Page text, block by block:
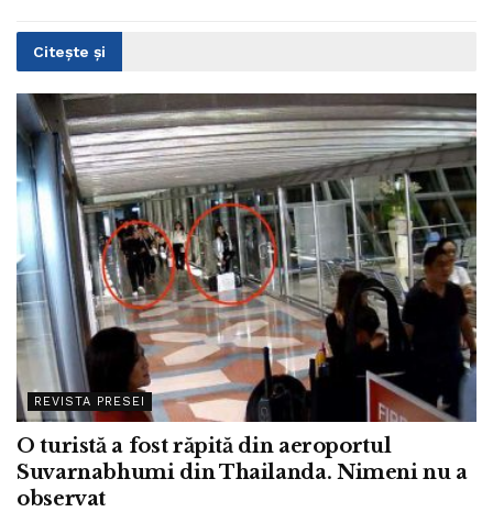
Citește și
REVISTA PRESEI
O turistă a fost răpită din aeroportul
Suvarnabhumi din Thailanda. Nimeni nu a
observat